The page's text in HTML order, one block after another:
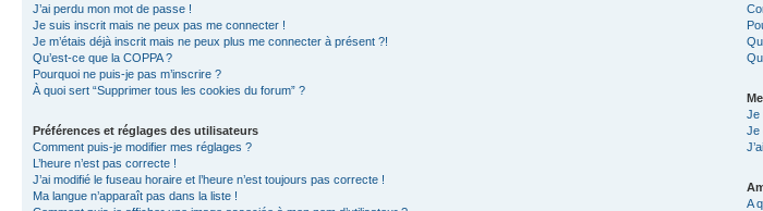
J’ai perdu mon mot de passe !
Je suis inscrit mais ne peux pas me connecter !
Je m’étais déjà inscrit mais ne peux plus me connecter à présent ?!
Qu’est-ce que la COPPA ?
Pourquoi ne puis-je pas m’inscrire ?
À quoi sert “Supprimer tous les cookies du forum” ?
Préférences et réglages des utilisateurs
Comment puis-je modifier mes réglages ?
L’heure n’est pas correcte !
J’ai modifié le fuseau horaire et l’heure n’est toujours pas correcte !
Ma langue n’apparaît pas dans la liste !
Je
Je
A